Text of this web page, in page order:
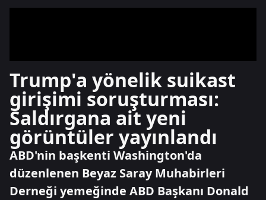
Trump'a yönelik suikast
girişimi soruşturması:
Saldırgana ait yeni
görüntüler yayınlandı
ABD'nin başkenti Washington'da
düzenlenen Beyaz Saray Muhabirleri
Derneği yemeğinde ABD Başkanı Donald